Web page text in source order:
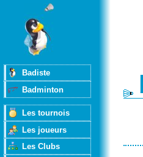
Badiste
Badminton
Les tournois
Les joueurs
Les Clubs